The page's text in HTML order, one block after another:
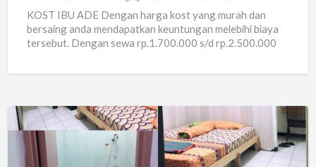
KOST IBU ADE Dengan harga kost yang murah dan
bersaing anda mendapatkan keuntungan melebihi biaya
tersebut. Dengan sewa rp.1.700.000 s/d rp.2.500.000
Kos
kosan